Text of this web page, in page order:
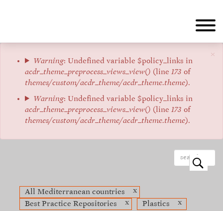
×
Message
d'erreur
Warning: Undefined variable $policy_links in
acdr_theme_preprocess_views_view() (line 173 of
themes/custom/acdr_theme/acdr_theme.theme).
Warning: Undefined variable $policy_links in
acdr_theme_preprocess_views_view() (line 173 of
themes/custom/acdr_theme/acdr_theme.theme).
o
All Mediterranean countries
x
Best Practice Repositories
x Plastics x